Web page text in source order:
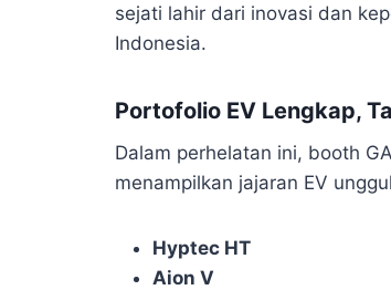
sejati lahir dari inovasi dan
Indonesia.
Portofolio EV Lengkap,
Dalam perhelatan ini, booth
menampilkan jajaran EV
Hyptec HT
Aion V